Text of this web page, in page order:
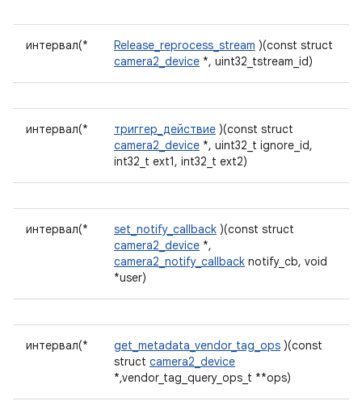
интервал(* Release_reprocess_stream )(const struct
camera2_device *, uint32_tstream_id)
интервал(* триггер_действие )(const struct
camera2_device *, uint32_t ignore_id,
int32_t ext1, int32_t ext2)
интервал(* set_notify_callback )(const struct
camera2_device *,
camera2_notify_callback notify_cb, void
*user)
интервал(* get_metadata_vendor_tag_ops )(const
struct camera2_device
*,vendor_tag_query_ops_t **ops)